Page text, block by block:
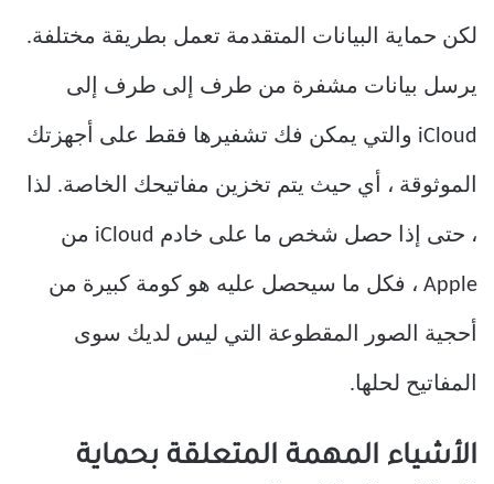
لكن حماية البيانات المتقدمة تعمل بطريقة مختلفة.
يرسل بيانات مشفرة من طرف إلى طرف إلى
iCloud والتي يمكن فك تشفيرها فقط على أجهزتك
الموثوقة ، أي حيث يتم تخزين مفاتيحك الخاصة. لذا
، حتى إذا حصل شخص ما على خادم iCloud من
Apple ، فكل ما سيحصل عليه هو كومة كبيرة من
أحجية الصور المقطوعة التي ليس لديك سوى
المفاتيح لحلها.
الأشياء المهمة المتعلقة بحماية